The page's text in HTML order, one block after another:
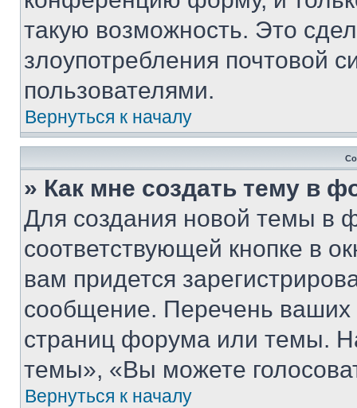
такую возможность. Это
злоупотребления почтовой
пользователями.
Вернуться к началу
» Как мне создать тему в
Для создания новой темы в
соответствующей кнопке в
вам придется
сообщение. Перечень ваших
страниц форума или темы.
темы», «Вы можете
Вернуться к началу